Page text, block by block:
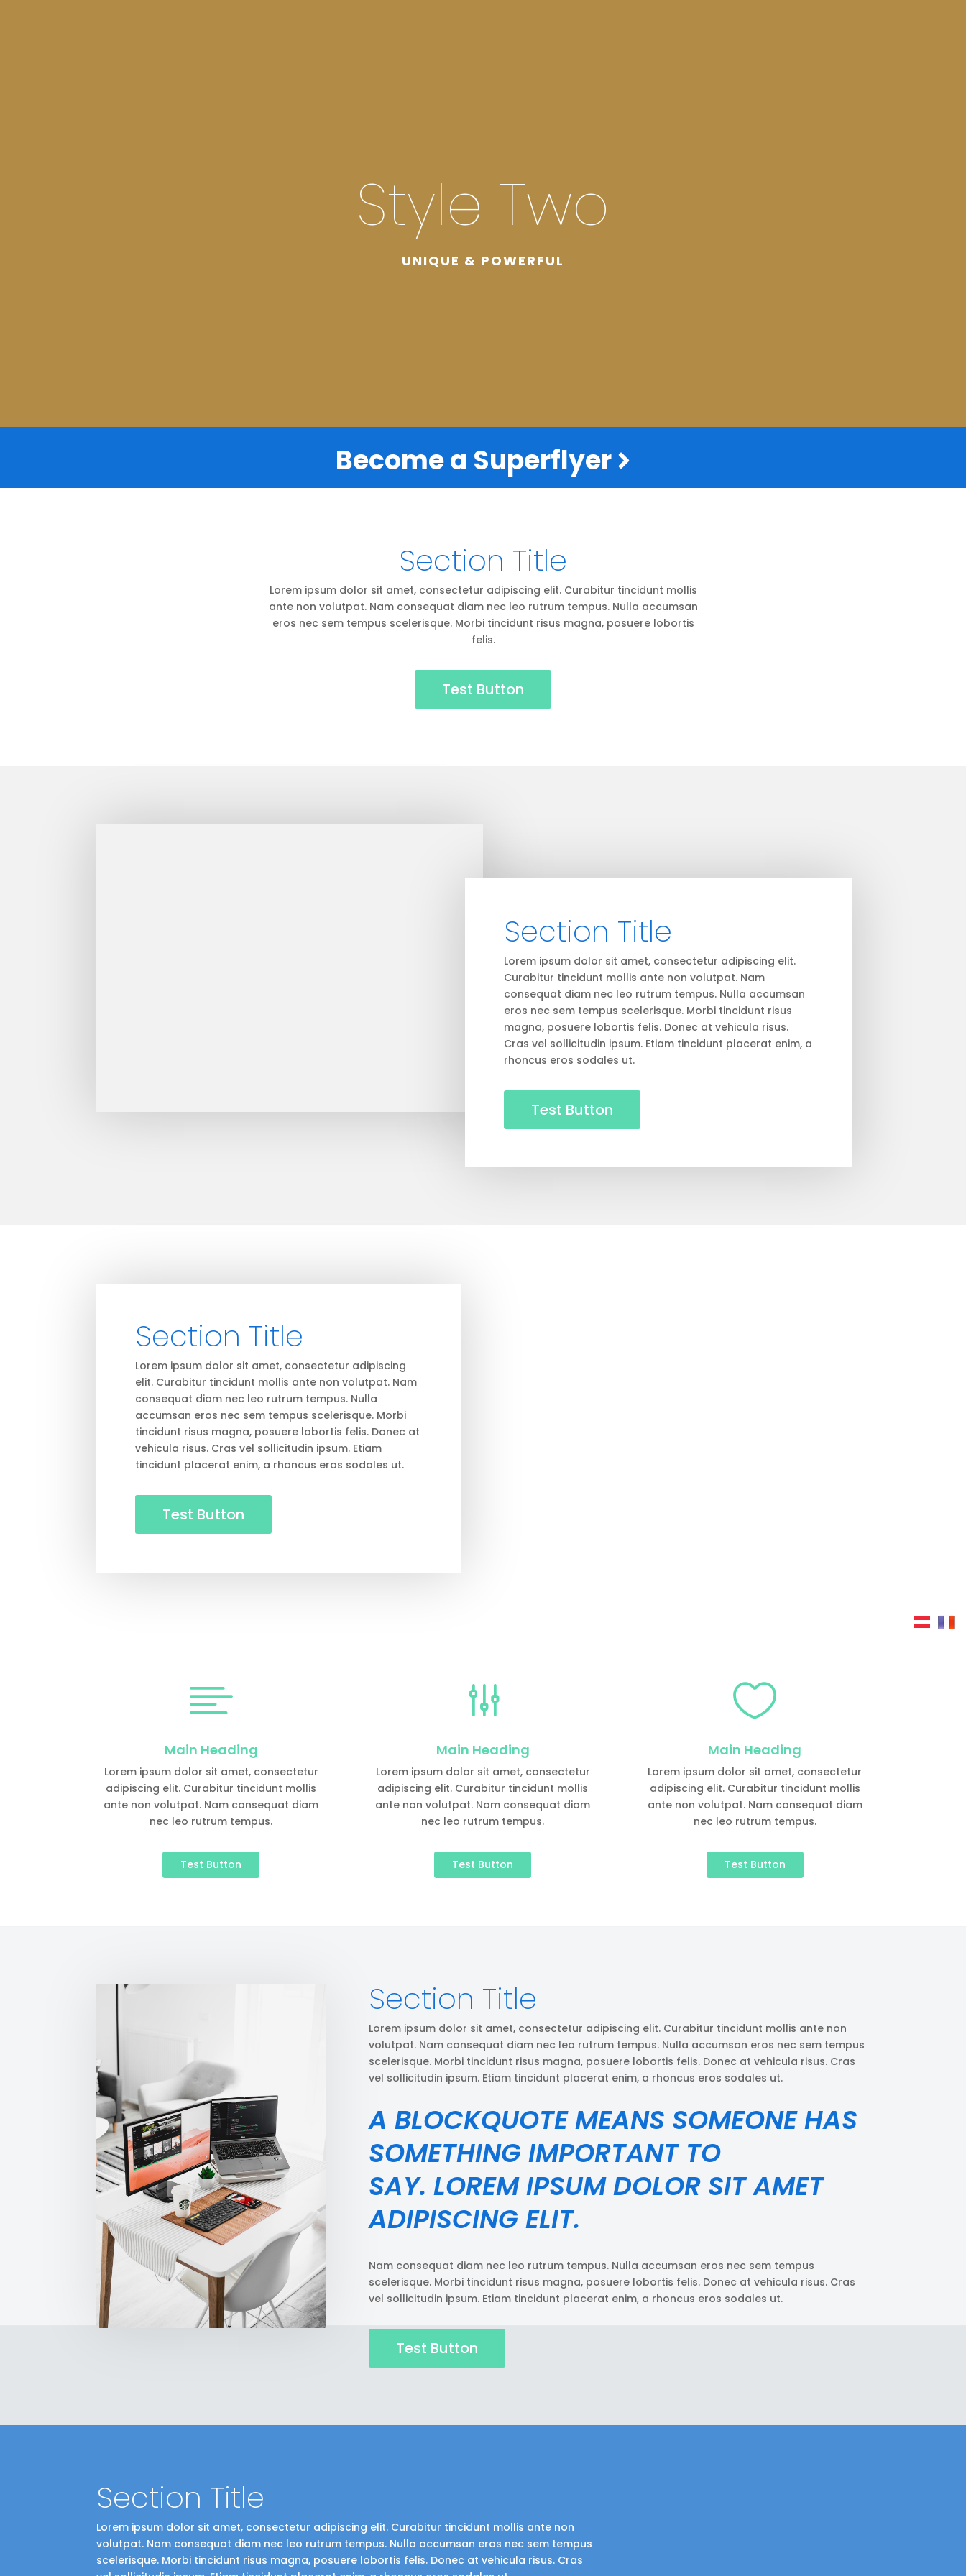
Style Two
UNIQUE & POWERFUL
Become a Superflyer
Section Title
Lorem ipsum dolor sit amet, consectetur adipiscing elit. Curabitur tincidunt mollis
ante non volutpat. Nam consequat diam nec leo rutrum tempus. Nulla accumsan
eros nec sem tempus scelerisque. Morbi tincidunt risus magna, posuere lobortis
felis.
Test Button
Section Title
Lorem ipsum dolor sit amet, consectetur adipiscing elit.
Curabitur tincidunt mollis ante non volutpat. Nam
consequat diam nec leo rutrum tempus. Nulla accumsan
eros nec sem tempus scelerisque. Morbi tincidunt risus
magna, posuere lobortis felis. Donec at vehicula risus.
Cras vel sollicitudin ipsum. Etiam tincidunt placerat enim, a
rhoncus eros sodales ut.
Test Button
Section Title
Lorem ipsum dolor sit amet, consectetur adipiscing
elit. Curabitur tincidunt mollis ante non volutpat. Nam
consequat diam nec leo rutrum tempus. Nulla
accumsan eros nec sem tempus scelerisque. Morbi
tincidunt risus magna, posuere lobortis felis. Donec at
vehicula risus. Cras vel sollicitudin ipsum. Etiam
tincidunt placerat enim, a rhoncus eros sodales ut.
Test Button

Main Heading
Lorem ipsum dolor sit amet, consectetur
adipiscing elit. Curabitur tincidunt mollis
ante non volutpat. Nam consequat diam
nec leo rutrum tempus.
Test Button
g
Main Heading
Lorem ipsum dolor sit amet, consectetur
adipiscing elit. Curabitur tincidunt mollis
ante non volutpat. Nam consequat diam
nec leo rutrum tempus.
Test Button

Main Heading
Lorem ipsum dolor sit amet, consectetur
adipiscing elit. Curabitur tincidunt mollis
ante non volutpat. Nam consequat diam
nec leo rutrum tempus.
Test Button
Section Title
Lorem ipsum dolor sit amet, consectetur adipiscing elit. Curabitur tincidunt mollis ante non
volutpat. Nam consequat diam nec leo rutrum tempus. Nulla accumsan eros nec sem tempus
scelerisque. Morbi tincidunt risus magna, posuere lobortis felis. Donec at vehicula risus. Cras
vel sollicitudin ipsum. Etiam tincidunt placerat enim, a rhoncus eros sodales ut.
A BLOCKQUOTE MEANS SOMEONE HAS
SOMETHING IMPORTANT TO
SAY. LOREM IPSUM DOLOR SIT AMET
ADIPISCING ELIT.
Nam consequat diam nec leo rutrum tempus. Nulla accumsan eros nec sem tempus
scelerisque. Morbi tincidunt risus magna, posuere lobortis felis. Donec at vehicula risus. Cras
vel sollicitudin ipsum. Etiam tincidunt placerat enim, a rhoncus eros sodales ut.
Test Button
Section Title
Lorem ipsum dolor sit amet, consectetur adipiscing elit. Curabitur tincidunt mollis ante non
volutpat. Nam consequat diam nec leo rutrum tempus. Nulla accumsan eros nec sem tempus
scelerisque. Morbi tincidunt risus magna, posuere lobortis felis. Donec at vehicula risus. Cras